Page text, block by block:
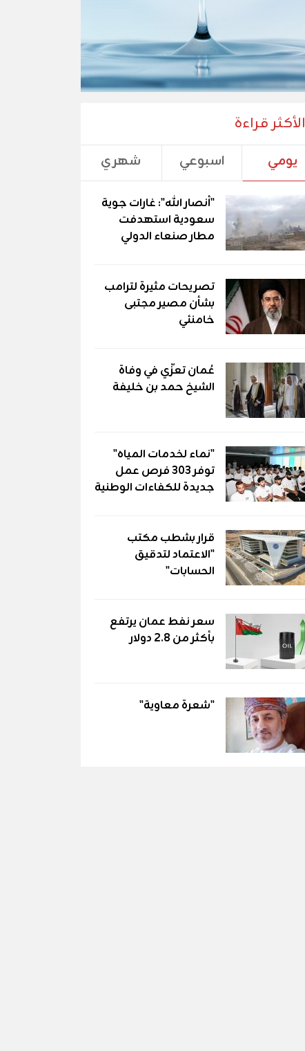
الأكثر قراءة
يومي اسبوعي شهري
"أنصار الله": غارات جوية
سعودية استهدفت
مطار صنعاء الدولي
تصريحات مثيرة لترامب
بشأن مصير مجتبى
خامنئي
عُمان تعزّي في وفاة
الشيخ حمد بن خليفة
"نماء لخدمات المياه"
توفر 303 فرص عمل
جديدة للكفاءات الوطنية
قرار بشطب مكتب
"الاعتماد لتدقيق
الحسابات"
سعر نفط عمان يرتفع
بأكثر من 2.8 دولار
"شعرة معاوية"